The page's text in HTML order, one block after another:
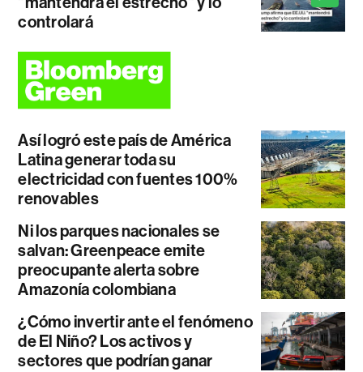
controlará
Así logró este país de América
Latina generar toda su
electricidad con fuentes 100%
renovables
Ni los parques nacionales se
salvan: Greenpeace emite
preocupante alerta sobre
Amazonía colombiana
¿Cómo invertir ante el fenómeno
de El Niño? Los activos y
sectores que podrían ganar